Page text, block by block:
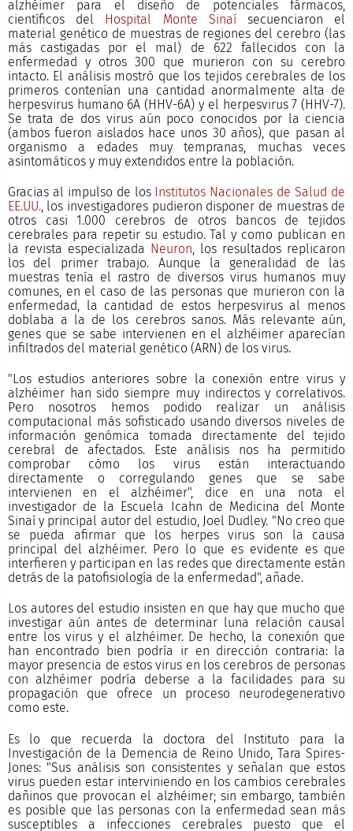
alzhéimer para el diseño de potenciales fármacos,
científicos del Hospital Monte Sinaísecuenciaron el
material genético de muestras de regiones del cerebro (las
más castigadas por el mal) de 622 fallecidos con la
enfermedad y otros 300 que murieron con su cerebro
intacto. El análisis mostró que los tejidos cerebrales de los
primeros contenían una cantidad anormalmente alta de
herpesvirus humano 6A (HHV-6A) y el herpesvirus 7 (HHV-7).
Se trata de dos virus aún poco conocidos por la ciencia
(ambos fueron aislados hace unos 30 años), que pasan al
organismo a edades muy tempranas, muchas veces
asintomáticos y muy extendidos entre la población.
Gracias al impulso de los Institutos Nacionales de Salud de
EE.UU., los investigadores pudieron disponer de muestras de
otros casi 1.000 cerebros de otros bancos de tejidos
cerebrales para repetir su estudio. Tal y como publican en
la revista especializada Neuron, los resultados replicaron
los del primer trabajo. Aunque la generalidad de las
muestras tenía el rastro de diversos virus humanos muy
comunes, en el caso de las personas que murieron con la
enfermedad, la cantidad de estos herpesvirus al menos
doblaba a la de los cerebros sanos. Más relevante aún,
genes que se sabe intervienen en el alzhéimer aparecían
infiltrados del material genético (ARN) de los virus.
"Los estudios anteriores sobre la conexión entre virus y
alzhéimer han sido siempre muy indirectos y correlativos.
Pero nosotros hemos podido realizar un análisis
computacional más sofisticado usando diversos niveles de
información genómica tomada directamente del tejido
cerebral de afectados. Este análisis nos ha permitido
comprobar cómo los virus están interactuando
directamente o corregulando genes que se sabe
intervienen en el alzhéimer", dice en una nota el
investigador de la Escuela Icahn de Medicina del Monte
Sinaí y principal autor del estudio, Joel Dudley. "No creo que
se pueda afirmar que los herpes virus son la causa
principal del alzhéimer. Pero lo que es evidente es que
interfieren y participan en las redes que directamente están
detrás de la patofisiología de la enfermedad", añade.
Los autores del estudio insisten en que hay que mucho que
investigar aún antes de determinar luna relación causal
entre los virus y el alzhéimer. De hecho, la conexión que
han encontrado bien podría ir en dirección contraria: la
mayor presencia de estos virus en los cerebros de personas
con alzhéimer podría deberse a la facilidades para su
propagación que ofrece un proceso neurodegenerativo
como este.
Es lo que recuerda la doctora del Instituto para la
Investigación de la Demencia de Reino Unido, Tara Spires-
Jones: "Sus análisis son consistentes y señalan que estos
virus pueden estar interviniendo en los cambios cerebrales
dañinos que provocan el alzhéimer; sin embargo, también
es posible que las personas con la enfermedad sean más
susceptibles a infecciones cerebrales puesto que el